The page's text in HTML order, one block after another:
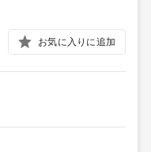
お気に入りに追加